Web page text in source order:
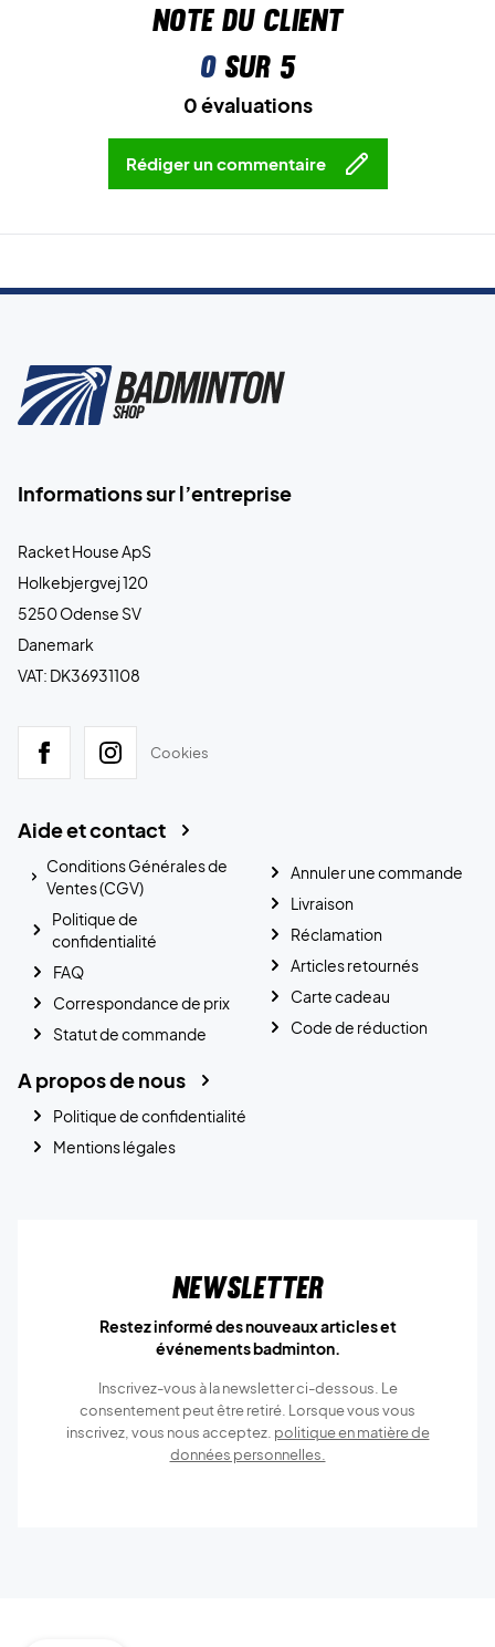
Note du client
0sur 5
0 évaluations
Rédiger un commentaire
Informations sur l’entreprise
Racket House ApS
Holkebjergvej 120
5250 Odense SV
Danemark
VAT: DK36931108
Cookies
Aide et contact
Conditions Générales de
Ventes (CGV)
Politique de
confidentialité
FAQ
Correspondance de prix
Statut de commande
Annuler une commande
Livraison
Réclamation
Articles retournés
Carte cadeau
Code de réduction
A propos de nous
Politique de confidentialité
Mentions légales
Newsletter
Restez informé des nouveaux articles et
événements badminton.
Inscrivez-vous à la newsletter ci-dessous. Le
consentement peut être retiré. Lorsque vous vous
inscrivez, vous nous acceptez. politique en matière de
données personnelles.